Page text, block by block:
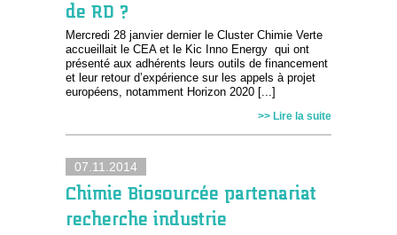
Mercredi 28 janvier dernier le Cluster Chimie Verte
accueillait le CEA et le Kic Inno Energy qui ont
présenté aux adhérents leurs outils de financement
et leur retour d’expérience sur les appels à projet
européens, notamment Horizon 2020 [...]
>> Lire la suite
07.11.2014
Chimie Biosourcée partenariat
recherche industrie